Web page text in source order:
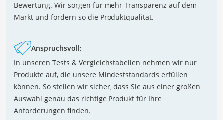
Bewertung. Wir sorgen für mehr Transparenz auf dem
Markt und fördern so die Produktqualität.
Anspruchsvoll:
In unseren Tests & Vergleichstabellen nehmen wir nur
Produkte auf, die unsere Mindeststandards erfüllen
können. So stellen wir sicher, dass Sie aus einer großen
Auswahl genau das richtige Produkt für Ihre
Anforderungen finden.